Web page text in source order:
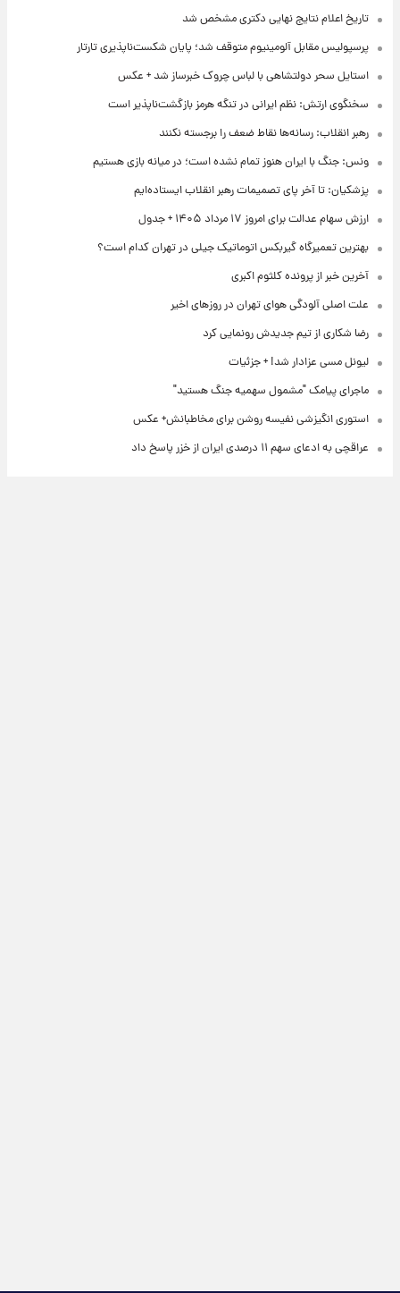
تاریخ اعلام نتایج نهایی دکتری مشخص شد
پرسپولیس مقابل آلومینیوم متوقف شد؛ پایان شکست‌ناپذیری تارتار
استایل سحر دولتشاهی با لباس چروک خبرساز شد + عکس
سخنگوی ارتش: نظم ایرانی در تنگه هرمز بازگشت‌ناپذیر است
رهبر انقلاب: رسانه‌ها نقاط ضعف را برجسته نکنند
ونس: جنگ با ایران هنوز تمام نشده است؛ در میانه بازی هستیم
پزشکیان: تا آخر پای تصمیمات رهبر انقلاب ایستاده‌ایم
ارزش سهام عدالت برای امروز ۱۷ مرداد ۱۴۰۵ + جدول
بهترین تعمیرگاه گیربکس اتوماتیک جیلی در تهران کدام است؟
آخرین خبر از پرونده کلثوم اکبری
علت اصلی آلودگی هوای تهران در روزهای اخیر
رضا شکاری از تیم جدیدش رونمایی کرد
لیونل مسی عزادار شد! + جزئیات
ماجرای پیامک "مشمول سهمیه جنگ هستید"
استوری انگیزشی نفیسه روشن برای مخاطبانش+ عکس
عراقچی به ادعای سهم ۱۱ درصدی ایران از خزر پاسخ داد